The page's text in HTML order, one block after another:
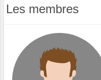
Les membres